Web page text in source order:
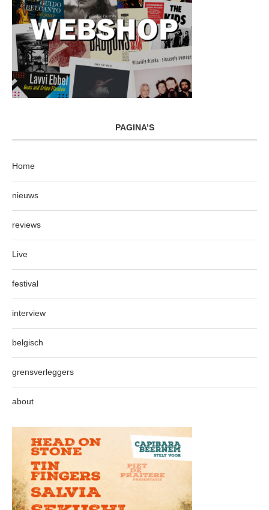
PAGINA’S
Home
nieuws
reviews
Live
festival
interview
belgisch
grensverleggers
about